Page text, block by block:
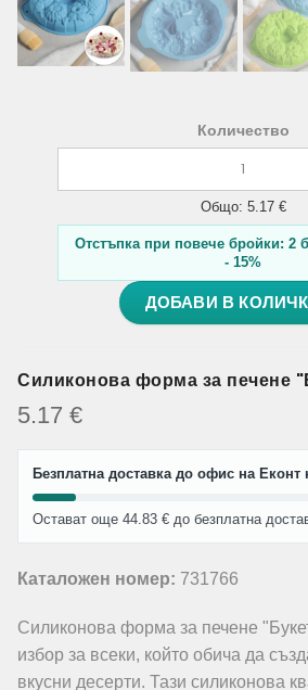
Количество
Общо: 5.17 €
Отстъпка при повече бройки: 2
- 15%
ДОБАВИ В
Силиконова форма за печене
5.17 €
Безплатна доставка до офис на Еконт
Остават още 44.83 € до безплатна
Каталожен номер: 731766
Силиконова форма за печене
избор за всеки, който обича да
вкусни десерти. Тази силиконова